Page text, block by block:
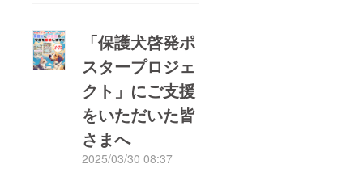
れた保護わんの啓発ポ
スターがデザインを刷
新します！これに伴っ
て、新しく掲載する保
護犬と保護猫たちの写
真を募集します。(今
回は各方面のご要望に
「保護犬啓発ポ
スタープロジェ
クト」にご支援
をいただいた皆
さまへ
2025/03/30 08:37